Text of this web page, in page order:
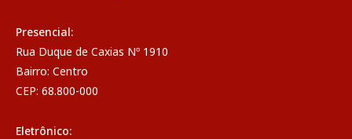
Presencial:
Rua Duque de Caxias Nº 1910
Bairro: Centro
CEP: 68.800-000
Eletrônico: